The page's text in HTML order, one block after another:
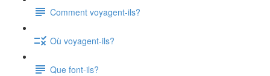
Comment voyagent-ils?
Où voyagent-ils?
Que font-ils?